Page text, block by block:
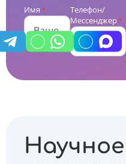
Имя *
Телефон/
Мессенджер *
Научное